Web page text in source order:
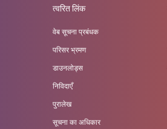
त्वरित लिंक
वेब सूचना प्रबंधक
परिसर भ्रमण
डाउनलोड्स
निविदाएँ
पुरालेख
सूचना का अधिकार